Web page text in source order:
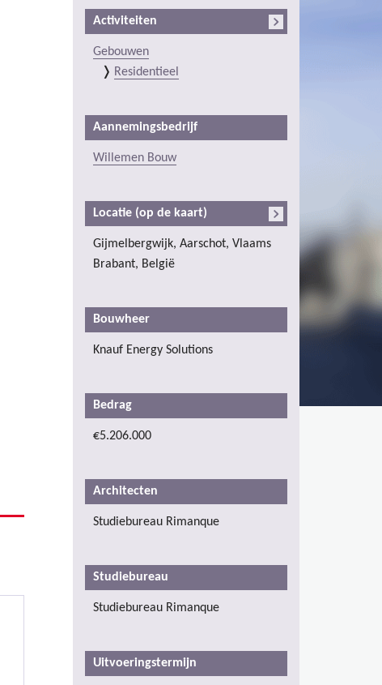
Activiteiten
Gebouwen
Residentieel
Aannemingsbedrijf
Willemen Bouw
Locatie (op de kaart)
Gijmelbergwijk, Aarschot, Vlaams
Brabant, België
Bouwheer
Knauf Energy Solutions
Bedrag
€5.206.000
Architecten
Studiebureau Rimanque
Studiebureau
Studiebureau Rimanque
Uitvoeringstermijn